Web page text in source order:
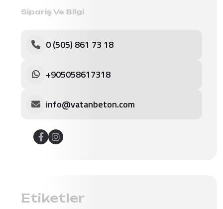
Sipariş Ve Bilgi
0 (505) 861 73 18
+905058617318
info@vatanbeton.com
Etiketler